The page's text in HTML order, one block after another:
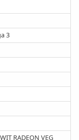
3
RADEON VEG